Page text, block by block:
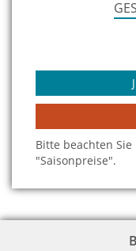
Bitte beachten
"Saisonpreise".